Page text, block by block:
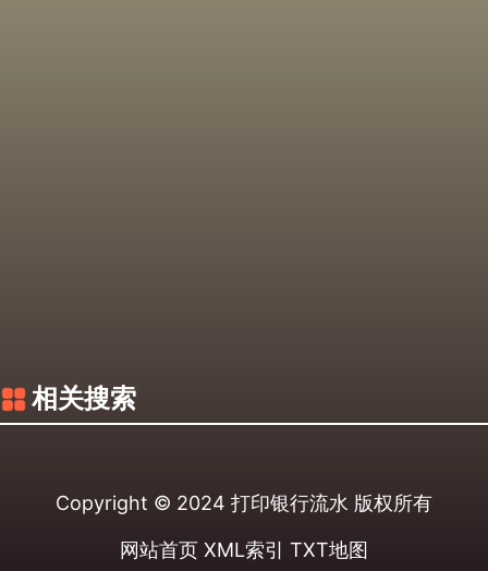
相关搜索
Copyright © 2024 打印银行流水 版权所有
网站首页 XML索引 TXT地图